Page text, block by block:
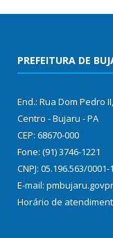
PREFEITURA DE
End.: Rua Dom Pedro
Centro - Bujaru - PA
CEP: 68670-000
Fone: (91) 3746-1221
CNPJ: 05.196.563/0001-
E-mail:
Horário de